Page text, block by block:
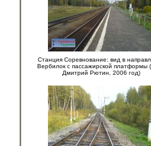
Станция Соревнование: вид в
Вербилок с пассажирской платформы
Дмитрий Рютин, 2006 год)